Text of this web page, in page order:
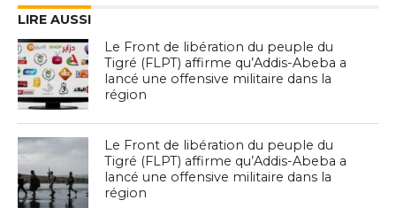
LIRE AUSSI
Le Front de libération du peuple du
Tigré (FLPT) affirme qu’Addis-Abeba a
lancé une offensive militaire dans la
région
Le Front de libération du peuple du
Tigré (FLPT) affirme qu’Addis-Abeba a
lancé une offensive militaire dans la
région